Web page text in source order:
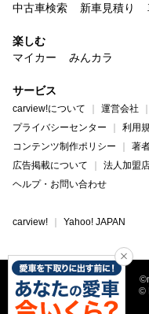
中古車検索
新車見積り
楽しむ
マイカー
みんカラ
サービス
carview!について 運営会社
プライバシーセンター
利用
コンテンツ制作ポリシー
著
広告掲載について
法人加盟
ヘルプ・お問い合わせ
carview! Yahoo! JAPAN
©